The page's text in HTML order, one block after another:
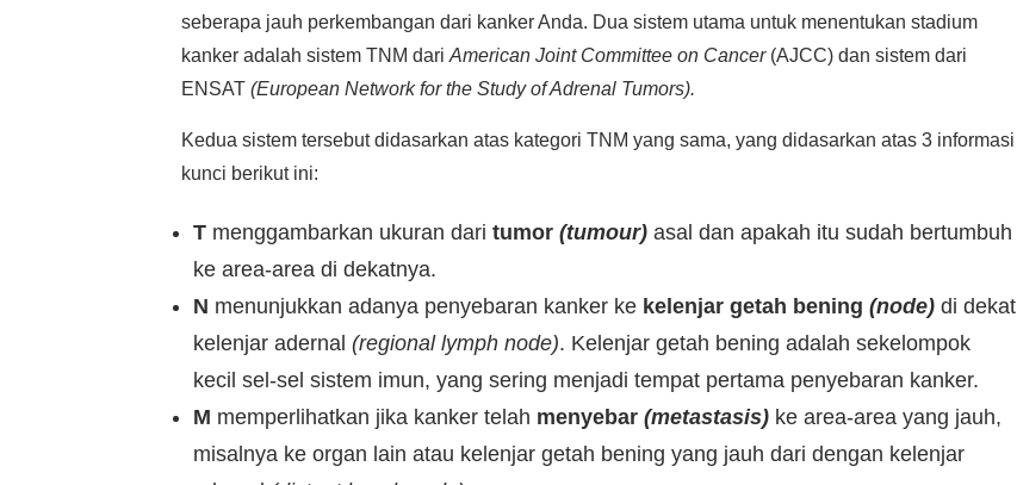
seberapa jauh perkembangan dari kanker Anda. Dua sistem utama untuk menentukan stadium
kanker adalah sistem TNM dari American Joint Committee on Cancer (AJCC) dan sistem dari
ENSAT (European Network for the Study of Adrenal Tumors).
Kedua sistem tersebut didasarkan atas kategori TNM yang sama, yang didasarkan atas 3 informasi
kunci berikut ini:
T menggambarkan ukuran dari tumor (tumour) asal dan apakah itu sudah bertumbuh
ke area-area di dekatnya.
N menunjukkan adanya penyebaran kanker ke kelenjar getah bening (node) di dekat
kelenjar adernal (regional lymph node). Kelenjar getah bening adalah sekelompok
kecil sel-sel sistem imun, yang sering menjadi tempat pertama penyebaran kanker.
M memperlihatkan jika kanker telah menyebar (metastasis) ke area-area yang jauh,
misalnya ke organ lain atau kelenjar getah bening yang jauh dari dengan kelenjar